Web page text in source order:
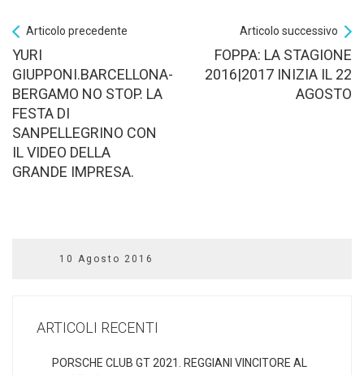
Articolo precedente
YURI
GIUPPONI.BARCELLONA-
BERGAMO NO STOP. LA
FESTA DI
SANPELLEGRINO CON
IL VIDEO DELLA
GRANDE IMPRESA.
Articolo successivo
FOPPA: LA STAGIONE
2016|2017 INIZIA IL 22
AGOSTO
10 Agosto 2016
ARTICOLI RECENTI
PORSCHE CLUB GT 2021. REGGIANI VINCITORE AL